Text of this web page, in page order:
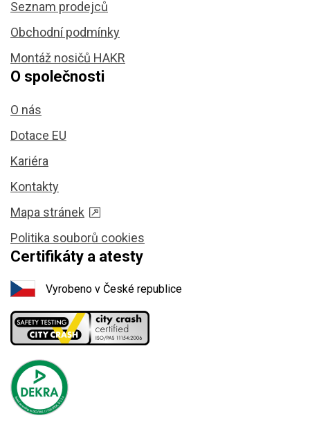
Seznam prodejců
Obchodní podmínky
Montáž nosičů HAKR
O společnosti
O nás
Dotace EU
Kariéra
Kontakty
Mapa stránek
Politika souborů cookies
Certifikáty a atesty
Vyrobeno v České republice